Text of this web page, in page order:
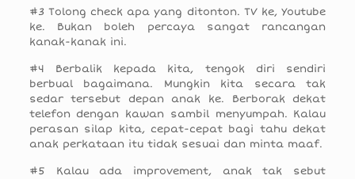
#3 Tolong check apa yang ditonton. TV ke, Youtube
ke. Bukan boleh percaya sangat rancangan
kanak-kanak ini.
#4 Berbalik kepada kita, tengok diri sendiri
berbual bagaimana. Mungkin kita secara tak
sedar tersebut depan anak ke. Berborak dekat
telefon dengan kawan sambil menyumpah. Kalau
perasan silap kita, cepat-cepat bagi tahu dekat
anak perkataan itu tidak sesuai dan minta maaf.
#5 Kalau ada improvement, anak tak sebut